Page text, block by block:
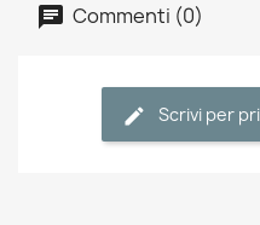
Commenti (0)
Scrivi per